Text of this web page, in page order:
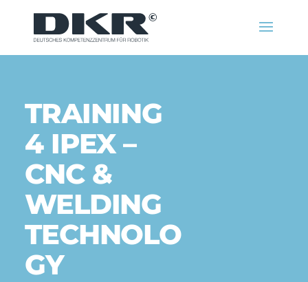
TRAINING
4 IPEX –
CNC &
WELDING
TECHNOLO
GY